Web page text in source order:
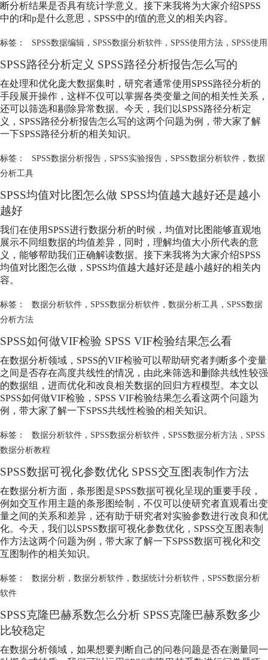
断分析结果是否具有统计学意义。接下来我将为大家介绍SPSS
中的f和p是什么意思，SPSS中的f值的意义的相关内容。
标签： SPSS数据编辑， SPSS数据分析软件， SPSS使用方法， SPSS使用
SPSS路径分析定义 SPSS路径分析报告怎么写的
在处理和优化庞大数据集时，研究者通常使用SPSS路径分析的
手段展开操作，这样不仅可以掌握各类变量之间的相关性关系，
还可以筛选和剔除异常数据。今天，我们以SPSS路径分析定
义，SPSS路径分析报告怎么写的这两个问题为例，带大家了解
一下SPSS路径分析的相关知识。
标签： SPSS数据分析报告， SPSS实验报告， SPSS数据分析软件， 数据
分析工具
SPSS均值对比图怎么做 SPSS均值越大越好还是越小
越好
我们在使用SPSS进行数据分析的时候，均值对比图能够直观地
展示不同组数据的均值差异，同时，理解均值大小所代表的意
义，能够帮助我们正确解读数据。接下来我将为大家介绍SPSS
均值对比图怎么做，SPSS均值越大越好还是越小越好的相关内
容。
标签： 数据分析软件， SPSS数据分析软件， 数据分析工具， SPSS数据
分析方法
SPSS如何做VIF检验 SPSS VIF检验结果怎么看
在数据分析领域，SPSS的VIF检验可以帮助研究者判断多个变量
之间是否存在高度共线性的情况，由此来筛选和删除共线性较强
的数据组，进而优化和改良相关数据的回归方程模型。本文以
SPSS如何做VIF检验，SPSS VIF检验结果怎么看这两个问题为
例，带大家了解一下SPSS共线性检验的相关知识。
标签： 数据分析软件， SPSS数据分析软件， SPSS数据分析方法， SPSS
数据分析教程
SPSS数据可视化参数优化 SPSS交互图表制作方法
在数据分析方面，条形图是SPSS数据可视化呈现的重要手段，
例如交互作用主题的条形图绘制，不仅可以使研究者直观看出变
量之间的关系和差异，还有助于研究者对实验参数进行改良和优
化。今天，我们以SPSS数据可视化参数优化，SPSS交互图表制
作方法这两个问题为例，带大家了解一下SPSS数据可视化和交
互图制作的相关知识。
标签： 数据分析， 数据分析软件， 数据统计分析软件， SPSS数据分析
软件
SPSS克隆巴赫系数怎么分析 SPSS克隆巴赫系数多少
比较稳定
在数据分析领域，如果想要判断自己的问卷问题是否在测量同一